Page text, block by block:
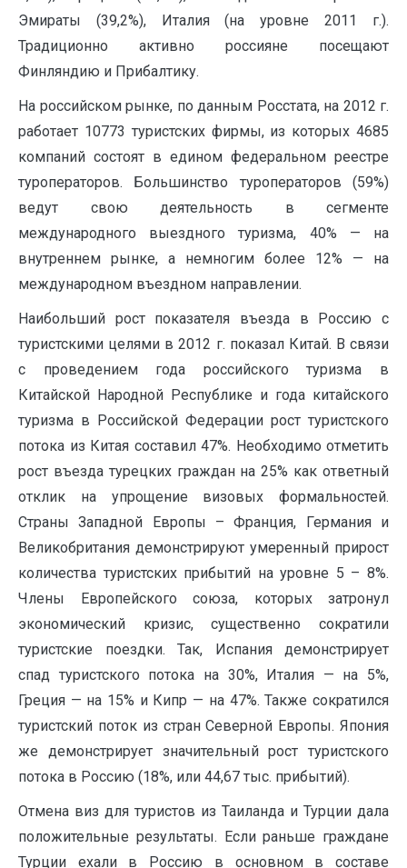
Эмираты (39,2%), Италия (на уровне 2011 г.).
Традиционно активно россияне посещают
Финляндию и Прибалтику.
На российском рынке, по данным Росстата, на 2012 г.
работает 10773 туристских фирмы, из которых 4685
компаний состоят в едином федеральном реестре
туроператоров. Большинство туроператоров (59%)
ведут свою деятельность в сегменте
международного выездного туризма, 40% — на
внутреннем рынке, а немногим более 12% — на
международном въездном направлении.
Наибольший рост показателя въезда в Россию с
туристскими целями в 2012 г. показал Китай. В связи
с проведением года российского туризма в
Китайской Народной Республике и года китайского
туризма в Российской Федерации рост туристского
потока из Китая составил 47%. Необходимо отметить
рост въезда турецких граждан на 25% как ответный
отклик на упрощение визовых формальностей.
Страны Западной Европы – Франция, Германия и
Великобритания демонстрируют умеренный прирост
количества туристских прибытий на уровне 5 – 8%.
Члены Европейского союза, которых затронул
экономический кризис, существенно сократили
туристские поездки. Так, Испания демонстрирует
спад туристского потока на 30%, Италия — на 5%,
Греция — на 15% и Кипр — на 47%. Также сократился
туристский поток из стран Северной Европы. Япония
же демонстрирует значительный рост туристского
потока в Россию (18%, или 44,67 тыс. прибытий).
Отмена виз для туристов из Таиланда и Турции дала
положительные результаты. Если раньше граждане
Турции ехали в Россию в основном в составе